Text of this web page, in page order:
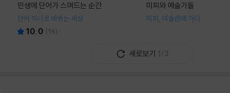
인생에 단어가 스며드는 순간
단어 하나로 바뀌는 세상
10.0 (16)
미피와 예술가들
미피, 미술관에 가다
새로보기 1/3